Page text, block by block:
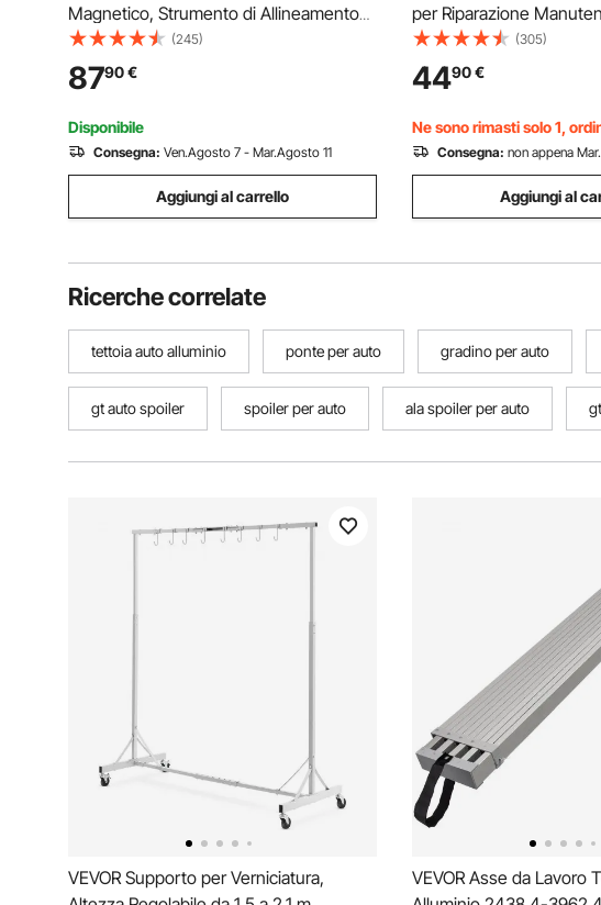
Magnetico, Strumento di Allineamento
Ruote in Lega di Alluminio per un Calibro
di Campanatura Preciso, Strumento di
Riparazione Pneumatici Magnetico per
Auto
(245)
8790€
Disponibile
Consegna: Ven.Agosto 7 - Mar.Agosto 11
Aggiungi al carrello
per Riparazione
Garage Officina per Auto
Girevoli Capacitò Carico
Sgabello Reclinabile
a Forma di Z
(305)
4490€
Ne sono rimasti solo 1,
Consegna: non appena
Aggiungi al
Ricerche correlate
tettoia auto alluminio ponte per auto gradino per auto
gt auto spoiler spoiler per auto ala spoiler per auto
VEVOR Supporto per Verniciatura,
VEVOR Asse da Lavoro